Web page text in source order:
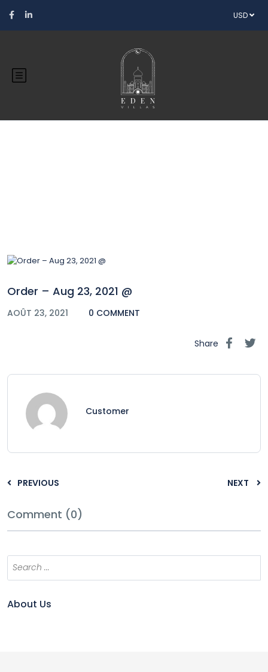
USD
Order – Aug 23, 2021 @
AOÛT 23, 2021 0 COMMENT
Share
Customer
PREVIOUS NEXT
Comment (0)
About Us